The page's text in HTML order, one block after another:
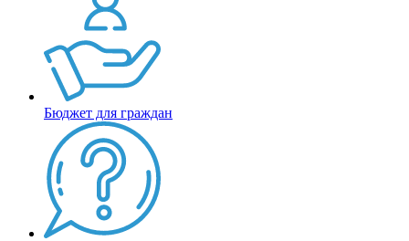
Бюджет для граждан